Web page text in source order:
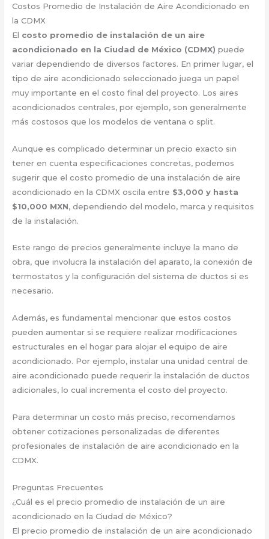
Costos Promedio de Instalación de Aire Acondicionado en
la CDMX
El costo promedio de instalación de un aire
acondicionado en la Ciudad de México (CDMX) puede
variar dependiendo de diversos factores. En primer lugar, el
tipo de aire acondicionado seleccionado juega un papel
muy importante en el costo final del proyecto. Los aires
acondicionados centrales, por ejemplo, son generalmente
más costosos que los modelos de ventana o split.
Aunque es complicado determinar un precio exacto sin
tener en cuenta especificaciones concretas, podemos
sugerir que el costo promedio de una instalación de aire
acondicionado en la CDMX oscila entre $3,000 y hasta
$10,000 MXN, dependiendo del modelo, marca y requisitos
de la instalación.
Este rango de precios generalmente incluye la mano de
obra, que involucra la instalación del aparato, la conexión de
termostatos y la configuración del sistema de ductos si es
necesario.
Además, es fundamental mencionar que estos costos
pueden aumentar si se requiere realizar modificaciones
estructurales en el hogar para alojar el equipo de aire
acondicionado. Por ejemplo, instalar una unidad central de
aire acondicionado puede requerir la instalación de ductos
adicionales, lo cual incrementa el costo del proyecto.
Para determinar un costo más preciso, recomendamos
obtener cotizaciones personalizadas de diferentes
profesionales de instalación de aire acondicionado en la
CDMX.
Preguntas Frecuentes
¿Cuál es el precio promedio de instalación de un aire
acondicionado en la Ciudad de México?
El precio promedio de instalación de un aire acondicionado